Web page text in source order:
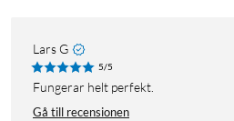
Lars G
5/5
Fungerar helt perfekt.
Gå till recensionen